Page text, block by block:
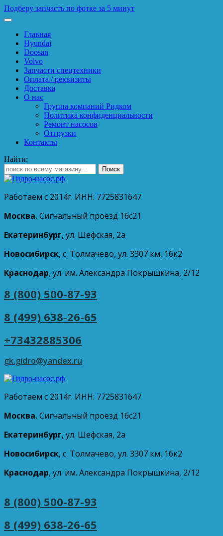
Подберу запчасть по фотке за 5 минут
Главная
Hyundai
Doosan
Volvo
Запчасти спецтехники
Оплата / реквизиты
Доставка
О нас
Группа компаний Ридком
Политика конфиденциальности
Ремонт насосов
Отгрузки
Контакты
Найти:
Работаем с 2014г. ИНН: 7725831647
Москва, Сигнальный проезд 16с21
Екатеринбург, ул. Шефская, 2а
Новосибирск, с. Толмачево, ул. 3307 км, 16к2
Краснодар, ул. им. Александра Покрышкина, 2/12
8 (800) 500-87-93
8 (499) 638-26-65
+73432885306
gk.gidro@yandex.ru
Работаем с 2014г. ИНН: 7725831647
Москва, Сигнальный проезд 16с21
Екатеринбург, ул. Шефская, 2а
Новосибирск, с. Толмачево, ул. 3307 км, 16к2
Краснодар, ул. им. Александра Покрышкина, 2/12
8 (800) 500-87-93
8 (499) 638-26-65